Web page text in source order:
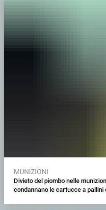
MUNIZIONI
Divieto del piombo nelle
condannano le cartucce a